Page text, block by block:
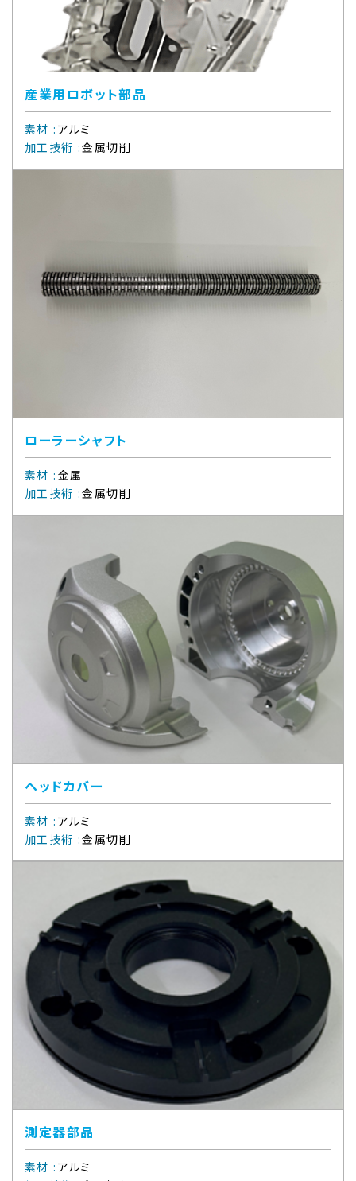
産業用ロボット部品
素材 : アルミ
加工技術 :金属切削
ローラーシャフト
素材 : 金属
加工技術 :金属切削
ヘッドカバー
素材 : アルミ
加工技術 :金属切削
測定器部品
素材 : アルミ